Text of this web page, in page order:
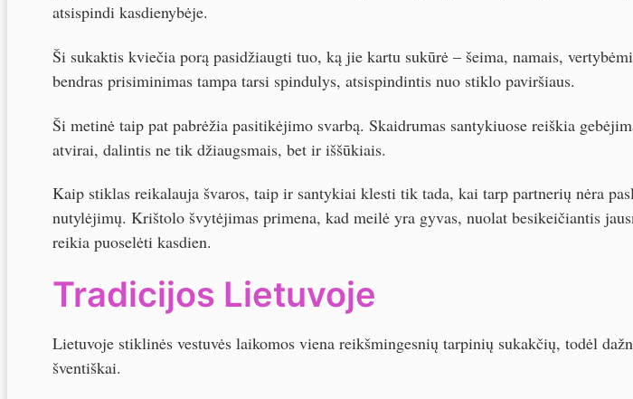
atsispindi kasdienybėje.
Ši sukaktis kviečia porą pasidžiaugti tuo, ką jie kartu sukūrė – šeima, namais,
bendras prisiminimas tampa tarsi spindulys, atsispindintis nuo stiklo paviršiaus.
Ši metinė taip pat pabrėžia pasitikėjimo svarbą. Skaidrumas santykiuose reiškia
atvirai, dalintis ne tik džiaugsmais, bet ir iššūkiais.
Kaip stiklas reikalauja švaros, taip ir santykiai klesti tik tada, kai tarp partnerių nėra
nutylėjimų. Krištolo švytėjimas primena, kad meilė yra gyvas, nuolat besikeičiantis
reikia puoselėti kasdien.
Tradicijos Lietuvoje
Lietuvoje stiklinės vestuvės laikomos viena reikšmingesnių tarpinių sukakčių, todėl
šventiškai.